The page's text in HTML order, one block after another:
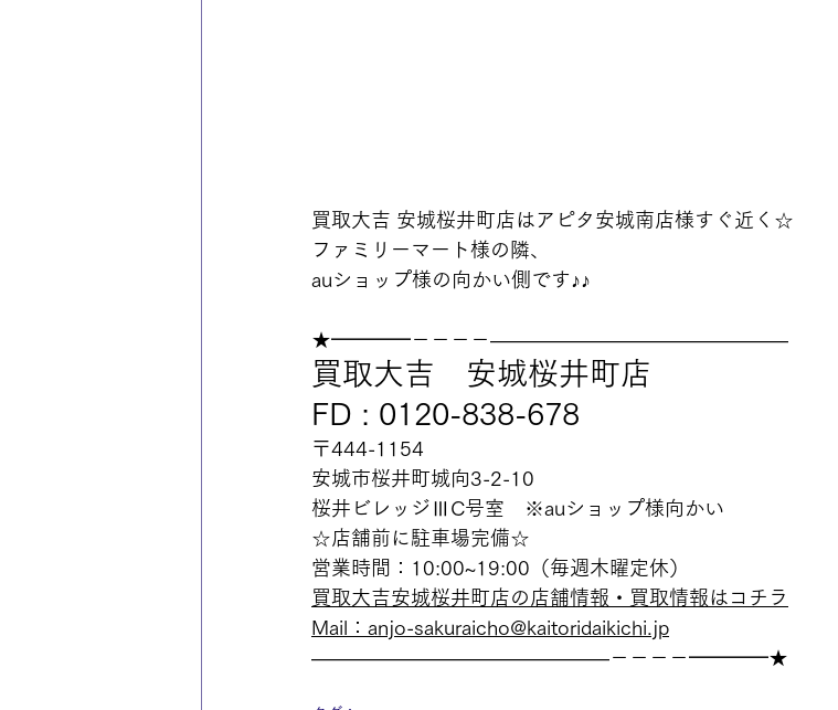
買取大吉 安城桜井町店はアピタ安城南店様すぐ近く☆
ファミリーマート様の隣、
auショップ様の向かい側です♪♪
★━━━━－－－－———————————————
買取大吉　安城桜井町店
FD : 0120-838-678
〒444-1154
安城市桜井町城向3-2-10
桜井ビレッジⅢC号室　※auショップ様向かい
☆店舗前に駐車場完備☆
営業時間：10:00~19:00（毎週木曜定休）
買取大吉安城桜井町店の店舗情報・買取情報はコチラ
Mail：anjo-sakuraicho@kaitoridaikichi.jp
———————————————－－－－━━━━★